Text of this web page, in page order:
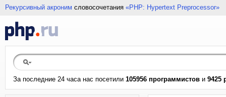
Рекурсивный акроним словосочетания «PHP: Hypertext Preprocessor»
За последние 24 часа нас посетили 105956 программистов и 9425